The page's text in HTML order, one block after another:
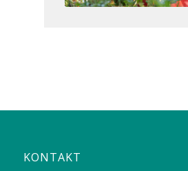
KONTAKT